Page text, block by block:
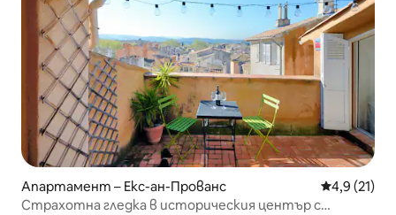
Апартамент – Екс-ан-Прованс Средна
4,9 (21)
Страхотна гледка в историческия център с